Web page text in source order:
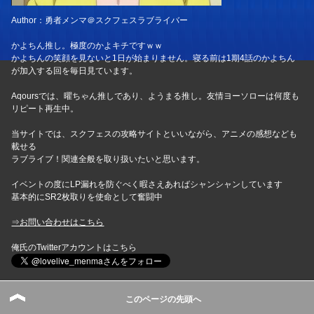
Author：勇者メンマ＠スクフェスラブライバー
かよちん推し。極度のかよキチですｗｗ
かよちんの笑顔を見ないと1日が始まりません。寝る前は1期4話のかよちん
が加入する回を毎日見ています。
Aqoursでは、曜ちゃん推しであり、ようまる推し。友情ヨーソローは何度も
リピート再生中。
当サイトでは、スクフェスの攻略サイトといいながら、アニメの感想なども
載せる
ラブライブ！関連全般を取り扱いたいと思います。
イベントの度にLP漏れを防ぐべく暇さえあればシャンシャンしています
基本的にSR2枚取りを使命として奮闘中
⇒お問い合わせはこちら
俺氏のTwitterアカウントはこちら
このページの先頭へ